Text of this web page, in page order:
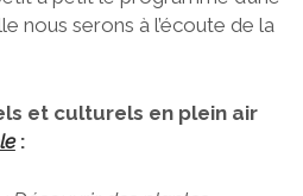
nous serons à l’écoute de la
et culturels en plein air
: